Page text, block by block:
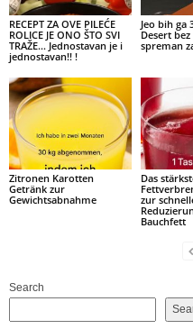
RECEPT ZA OVE PILEĆE
ROLICE JE ONO ŠTO SVI
TRAŽE… Jednostavan je i
jednostavan!! !
Jeo bih ga
Desert
spreman
Zitronen Karotten
Getränk zur
Gewichtsabnahme
Das
zur
Bauchfett
Search